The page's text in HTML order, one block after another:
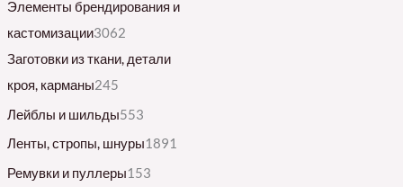
Элементы брендирования и
кастомизации3062
Заготовки из ткани, детали
кроя, карманы245
Лейблы и шильды553
Ленты, стропы, шнуры1891
Ремувки и пуллеры153